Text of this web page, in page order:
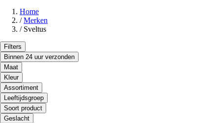
Home
/ Merken
/ Sveltus
Filters
Binnen 24 uur verzonden
Maat
Kleur
Assortiment
Leeftijdsgroep
Soort product
Geslacht